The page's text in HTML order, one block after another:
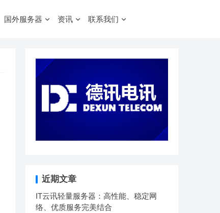
国外服务器 资讯 联系我们
近期文章
IT云讯轻量服务器：高性能、稳定网
络、优质服务完美结合